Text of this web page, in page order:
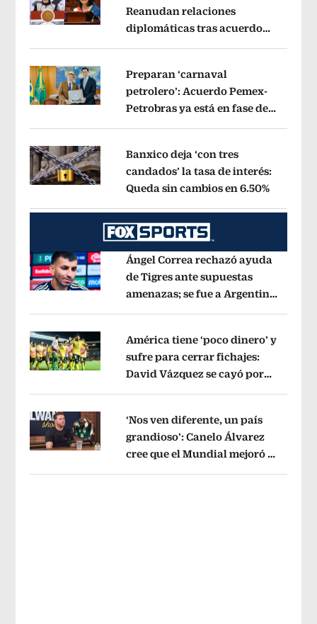
Opens in new window
Reanudan relaciones
diplomáticas tras acuerdo
Opens in new window
Preparan ‘carnaval
petrolero’: Acuerdo Pemex-
Petrobras ya está en fase de
Opens in new window
Banxico deja ‘con tres
candados’ la tasa de interés:
Queda sin cambios en 6.50%Opens
Opens in new window
Ángel Correa rechazó ayuda
de Tigres ante supuestas
amenazas; se fue a Argentina
Opens in new window
América tiene ‘poco dinero’ y
sufre para cerrar fichajes:
David Vázquez se cayó por
Opens in new window
‘Nos ven diferente, un país
grandioso’: Canelo Álvarez
cree que el Mundial mejoró la